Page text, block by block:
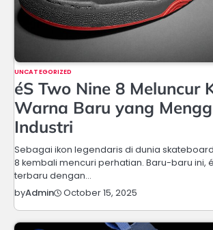
UNCATEGORIZED
éS Two Nine 8 Meluncur
Warna Baru yang
Industri
Sebagai ikon legendaris di dunia
8 kembali mencuri perhatian. Baru-baru ini,
terbaru dengan…
byAdmin October 15, 2025